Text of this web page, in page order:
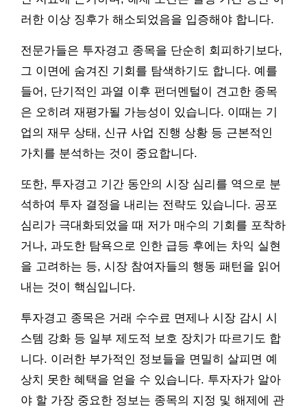
러한 이상 징후가 해소되었음을 입증해야 합니다.
전문가들은 투자경고 종목을 단순히 회피하기보다,
그 이면에 숨겨진 기회를 탐색하기도 합니다. 예를
들어, 단기적인 과열 이후 펀더멘털이 견고한 종목
은 오히려 재평가될 가능성이 있습니다. 이때는 기
업의 재무 상태, 신규 사업 진행 상황 등 근본적인
가치를 분석하는 것이 중요합니다.
또한, 투자경고 기간 동안의 시장 심리를 역으로 분
석하여 투자 결정을 내리는 전략도 있습니다. 공포
심리가 극대화되었을 때 저가 매수의 기회를 포착하
거나, 과도한 탐욕으로 인한 급등 후에는 차익 실현
을 고려하는 등, 시장 참여자들의 행동 패턴을 읽어
내는 것이 핵심입니다.
투자경고 종목은 거래 수수료 면제나 시장 감시 시
스템 강화 등 일부 제도적 보호 장치가 따르기도 합
니다. 이러한 부가적인 정보들을 면밀히 살피면 예
상치 못한 혜택을 얻을 수 있습니다. 투자자가 알아
야 할 가장 중요한 정보는 종목의 지정 및 해제에 관